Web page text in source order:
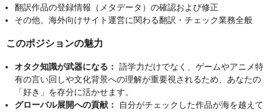
翻訳作品の登録情報（メタデータ）の確認および修正
その他、海外向けサイト運営に関わる翻訳・チェック業務全般
このポジションの魅力
オタク知識が武器になる： 語学力だけでなく、ゲームやアニメ特
有の言い回しや文化背景への理解が重要視されるため、あなたの
「好き」を存分に活かせます。
グローバル展開への貢献：
自分がチェックした作品が海を越えて